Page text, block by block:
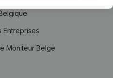
Entreprises
Moniteur Belge